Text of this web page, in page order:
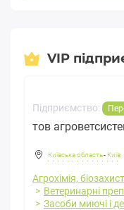
VIP
Підприємство:
тов
Київська область- Київ
Агрохімія,
Ветеринарні
Засоби миючі і